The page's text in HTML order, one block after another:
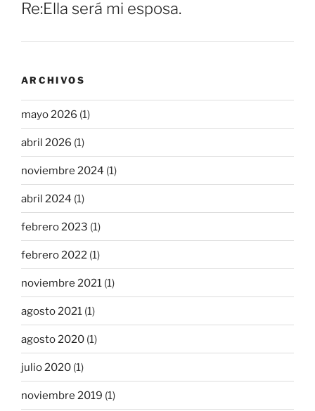
Re:Ella será mi esposa.
ARCHIVOS
mayo 2026 (1)
abril 2026 (1)
noviembre 2024 (1)
abril 2024 (1)
febrero 2023 (1)
febrero 2022 (1)
noviembre 2021 (1)
agosto 2021 (1)
agosto 2020 (1)
julio 2020 (1)
noviembre 2019 (1)